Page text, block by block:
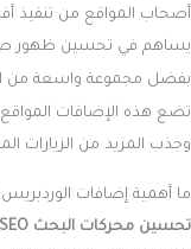
أصحاب المواقع من تنفيذ
بفضل مجموعة واسعة من
تضع هذه الإضافات
وجذب المزيد من الزيارات
ما أهمية إضافات
تحسين محركات البحث SEO